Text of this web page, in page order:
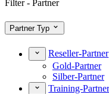
Filter - Partner
Partner Typ
Reseller-Partner
Gold-Partner
Silber-Partner
Training-